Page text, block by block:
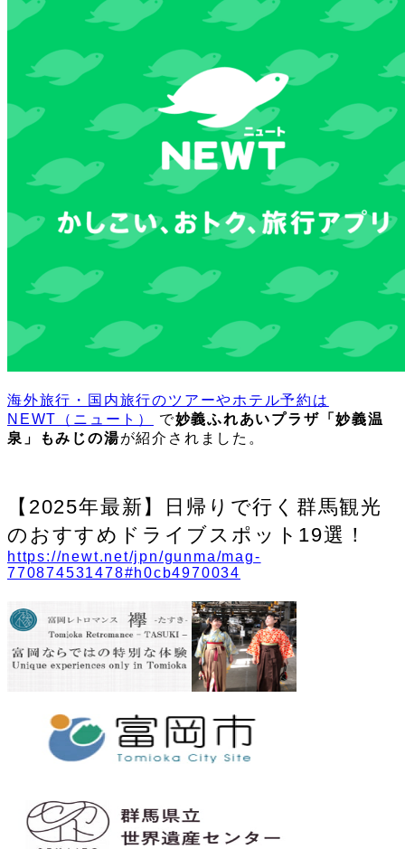
海外旅行・国内旅行のツアーやホテル予約は
NEWT（ニュート）
で妙義ふれあいプラザ「妙義温
泉」もみじの湯が紹介されました。
【2025年最新】日帰りで行く群馬観光
のおすすめドライブスポット19選！
https://newt.net/jpn/gunma/mag-
770874531478#h0cb4970034